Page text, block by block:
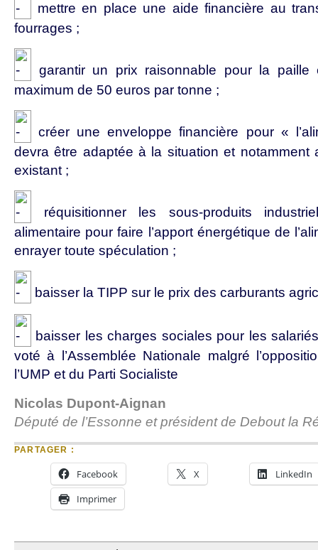
mettre en place une aide financière au
fourrages ;
garantir un prix raisonnable pour la
maximum de 50 euros par tonne ;
créer une enveloppe financière pour «
devra être adaptée à la situation et notamment
existant ;
réquisitionner les sous-produits
alimentaire pour faire l’apport énergétique de
enrayer toute spéculation ;
baisser la TIPP sur le prix des carburants
baisser les charges sociales pour les
voté à l’Assemblée Nationale malgré
l’UMP et du Parti Socialiste
Nicolas Dupont-Aignan
Député de l’Essonne et président de Debout la
PARTAGER :
Facebook X
LinkedIn
Imprimer